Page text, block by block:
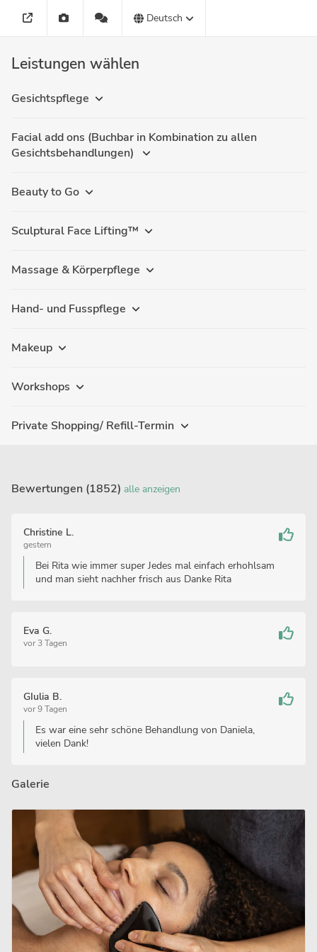
Deutsch
Leistungen wählen
Gesichtspflege
Facial add ons (Buchbar in Kombination zu allen
Gesichtsbehandlungen)
Beauty to Go
Sculptural Face Lifting™
Massage & Körperpflege
Hand- und Fusspflege
Makeup
Workshops
Private Shopping/ Refill-Termin
Bewertungen (1852) alle anzeigen
Christine L.
gestern
Bei Rita wie immer super Jedes mal einfach erhohlsam
und man sieht nachher frisch aus Danke Rita
Eva G.
vor 3 Tagen
GIulia B.
vor 9 Tagen
Es war eine sehr schöne Behandlung von Daniela,
vielen Dank!
Galerie